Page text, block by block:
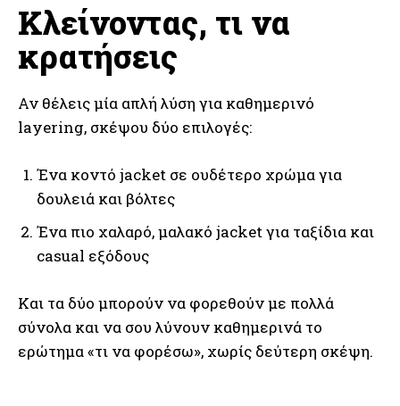
Κλείνοντας, τι να
κρατήσεις
Αν θέλεις μία απλή λύση για καθημερινό
layering, σκέψου δύο επιλογές:
Ένα κοντό jacket σε ουδέτερο χρώμα για
δουλειά και βόλτες
Ένα πιο χαλαρό, μαλακό jacket για ταξίδια και
casual εξόδους
Και τα δύο μπορούν να φορεθούν με πολλά
σύνολα και να σου λύνουν καθημερινά το
ερώτημα «τι να φορέσω», χωρίς δεύτερη σκέψη.